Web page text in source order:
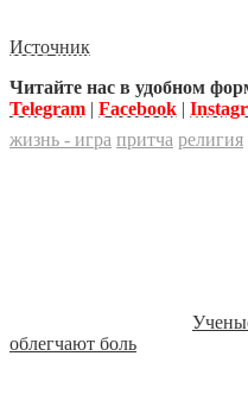
Источник
Читайте нас в удобном
Telegram | Facebook |
жизнь - игра притча религия
облегчают боль